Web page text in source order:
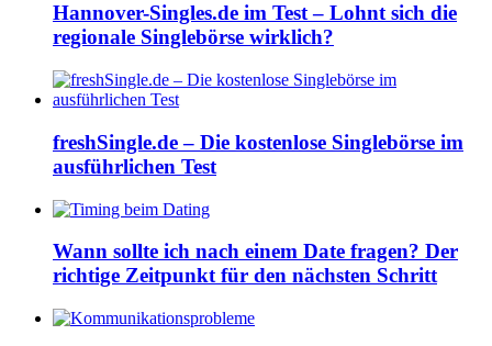
Hannover-Singles.de im Test – Lohnt sich die
regionale Singlebörse wirklich?
freshSingle.de – Die kostenlose Singlebörse im
ausführlichen Test
Wann sollte ich nach einem Date fragen? Der
richtige Zeitpunkt für den nächsten Schritt